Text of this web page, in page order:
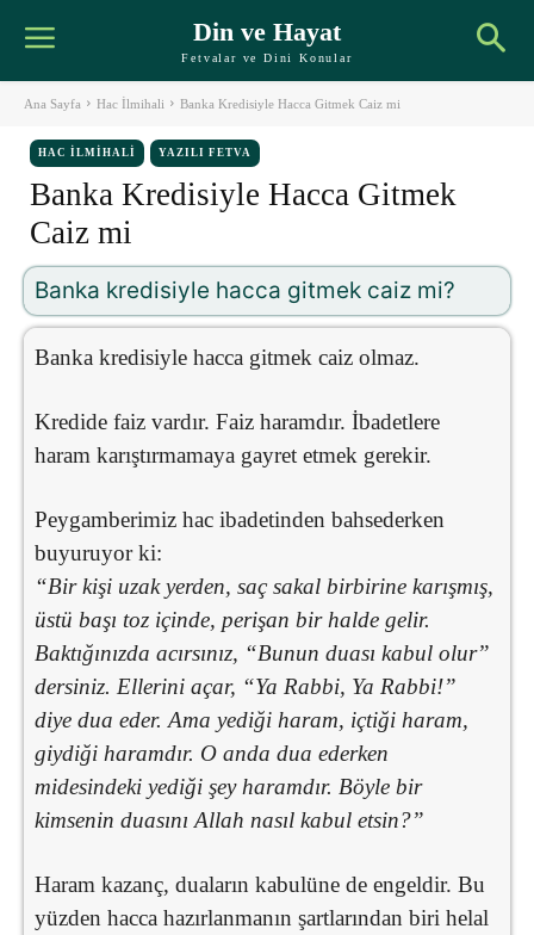
Din ve Hayat
Fetvalar ve Dini Konular
Ana Sayfa Hac İlmihali Banka Kredisiyle Hacca Gitmek Caiz mi
HAC İLMIHALI YAZILI FETVA
Banka Kredisiyle Hacca Gitmek
Caiz mi
Banka kredisiyle hacca gitmek caiz mi?
Banka kredisiyle hacca gitmek caiz olmaz.
Kredide faiz vardır. Faiz haramdır. İbadetlere
haram karıştırmamaya gayret etmek gerekir.
Peygamberimiz hac ibadetinden bahsederken
buyuruyor ki:
“Bir kişi uzak yerden, saç sakal birbirine karışmış,
üstü başı toz içinde, perişan bir halde gelir.
Baktığınızda acırsınız, “Bunun duası kabul olur”
dersiniz. Ellerini açar, “Ya Rabbi, Ya Rabbi!”
diye dua eder. Ama yediği haram, içtiği haram,
giydiği haramdır. O anda dua ederken
midesindeki yediği şey haramdır. Böyle bir
kimsenin duasını Allah nasıl kabul etsin?”
Haram kazanç, duaların kabulüne de engeldir. Bu
yüzden hacca hazırlanmanın şartlarından biri helal